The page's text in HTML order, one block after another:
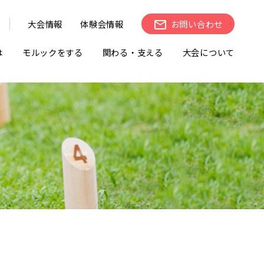
大会情報 体験会情報 お問い合わせ
モルックをする 関わる・支える 大会について